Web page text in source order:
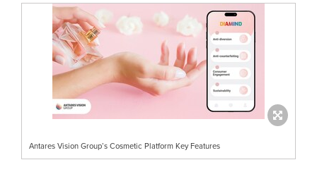
Antares Vision Group’s Cosmetic Platform Key Features